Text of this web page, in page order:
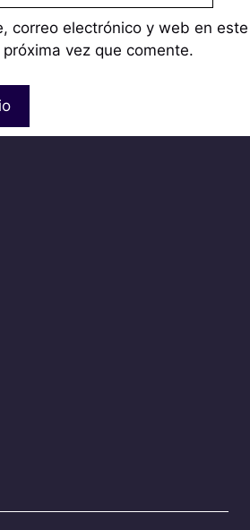
correo electrónico y web en este
vez que comente.